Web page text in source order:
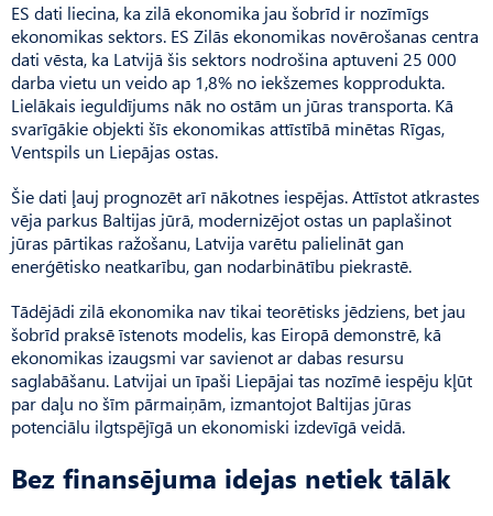
ES dati liecina, ka zilā ekonomika jau šobrīd ir nozīmīgs
ekonomikas sektors. ES Zilās ekonomikas novērošanas centra
dati vēsta, ka Latvijā šis sektors nodrošina aptuveni 25 000
darba vietu un veido ap 1,8% no iekšzemes kopprodukta.
Lielākais ieguldījums nāk no ostām un jūras transporta. Kā
svarīgākie objekti šīs ekonomikas attīstībā minētas Rīgas,
Ventspils un Liepājas ostas.
Šie dati ļauj prognozēt arī nākotnes iespējas. Attīstot atkrastes
vēja parkus Baltijas jūrā, modernizējot ostas un paplašinot
jūras pārtikas ražošanu, Latvija varētu palielināt gan
enerģētisko neatkarību, gan nodarbinātību piekrastē.
Tādējādi zilā ekonomika nav tikai teorētisks jēdziens, bet jau
šobrīd praksē īstenots modelis, kas Eiropā demonstrē, kā
ekonomikas izaugsmi var savienot ar dabas resursu
saglabāšanu. Latvijai un īpaši Liepājai tas nozīmē iespēju kļūt
par daļu no šīm pārmaiņām, izmantojot Baltijas jūras
potenciālu ilgtspējīgā un ekonomiski izdevīgā veidā.
Bez finansējuma idejas netiek tālāk